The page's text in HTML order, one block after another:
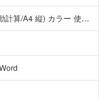
請求書 (インボイス対応/自動計算/A4 縦) カラー 使い方解説あり